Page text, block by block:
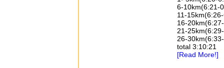
6-10km(6:21-
11-
16-
21-
26-
total 3:10:21
[Read More!]